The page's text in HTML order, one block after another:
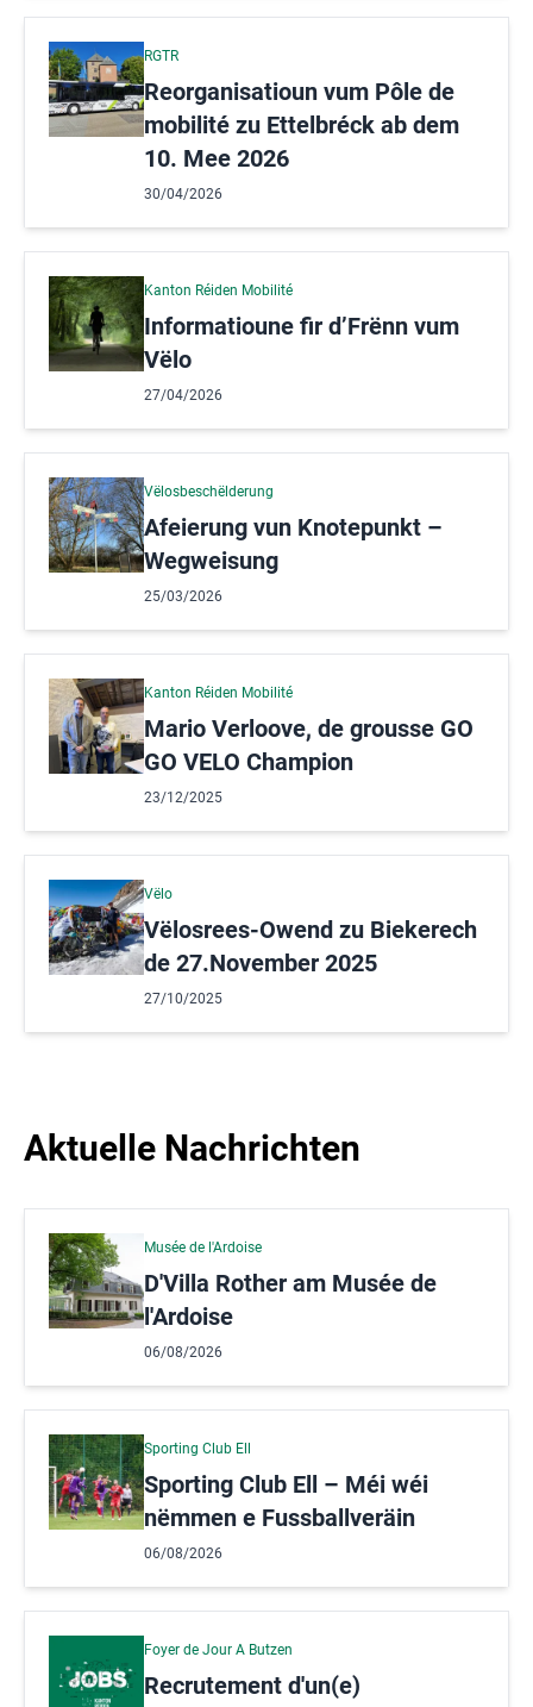
RGTR
Reorganisatioun vum Pôle de
mobilité zu Ettelbréck ab dem
10. Mee 2026
30/04/2026
Kanton Réiden Mobilité
Informatioune fir d’Frënn vum
Vëlo
27/04/2026
Vëlosbeschëlderung
Afeierung vun Knotepunkt –
Wegweisung
25/03/2026
Kanton Réiden Mobilité
Mario Verloove, de grousse GO
GO VELO Champion
23/12/2025
Vëlo
Vëlosrees-Owend zu Biekerech
de 27.November 2025
27/10/2025
Aktuelle Nachrichten
Musée de l'Ardoise
D'Villa Rother am Musée de
l'Ardoise
06/08/2026
Sporting Club Ell
Sporting Club Ell – Méi wéi
nëmmen e Fussballveräin
06/08/2026
Foyer de Jour A Butzen
Recrutement d'un(e)